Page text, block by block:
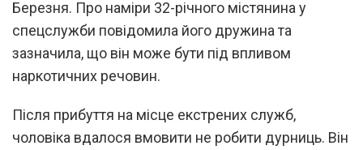
Березня. Про наміри 32-річного містянина у
спецслужби повідомила його дружина та
зазначила, що він може бути під впливом
наркотичних речовин.
Після прибуття на місце екстрених служб,
чоловіка вдалося вмовити не робити дурниць. Він